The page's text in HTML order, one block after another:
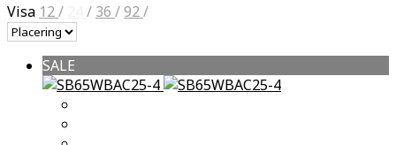
Visa 12/ / 36 /92/
SALE